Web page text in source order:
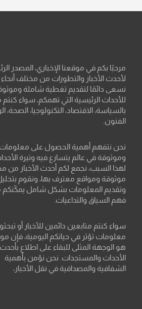
مرحبًا بكم في موقعنا الإخباري، المصدر
لأحدث الأخبار والتطورات من مختلف أنحاء
نسعى دائمًا لتقديم تغطية شاملة
للأحداث الرئيسية التي تهمكم، سواء
بالسياسة، الاقتصاد، التكنولوجيا، الصحة،
الفنون.
نحن نتفهم أهمية الحصول على
وموثوقة في عالم يتسارع فيه وتيرة
لهذا السبب، نجمع لكم أحدث الأخبار من
موثوقة ومواقع معترف بها، ونقوم
وتقديم المعلومات بشكل شامل
فهم السياق والتداعيات.
سواء كنتم متابعين دائمين للأخبار أو
معلومات تؤثر في حياتكم اليومية، فإن
هو الوجهة المثلى للبقاء على اطلاع بأحدث
الأحداث والمستجدات. نحن نؤمن بأهمية
الشفافية والمصداقية في نقل الأخبار،